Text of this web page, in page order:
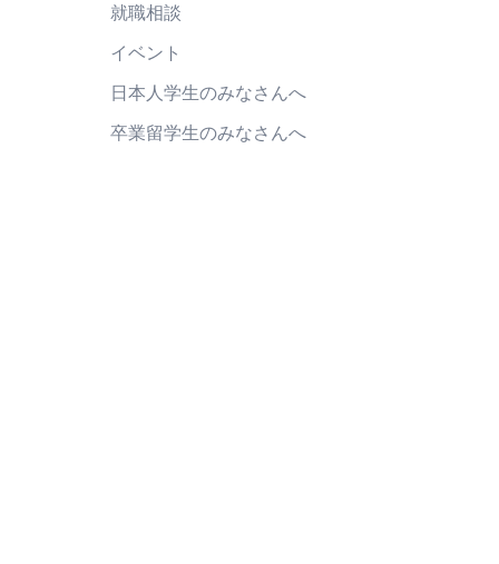
就職相談
イベント
日本人学生のみなさんへ
卒業留学生のみなさんへ